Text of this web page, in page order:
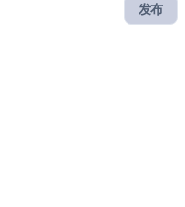
发布